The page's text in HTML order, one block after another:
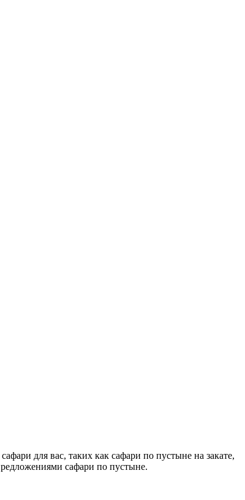
для вас, таких как сафари по пустыне на закате,
сафари по пустыне.